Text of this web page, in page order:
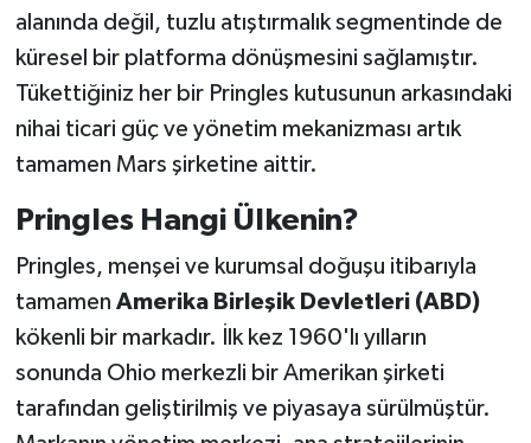
alanında değil, tuzlu atıştırmalık segmentinde de
küresel bir platforma dönüşmesini sağlamıştır.
Tükettiğiniz her bir Pringles kutusunun arkasındaki
nihai ticari güç ve yönetim mekanizması artık
tamamen Mars şirketine aittir.
Pringles Hangi Ülkenin?
Pringles, menşei ve kurumsal doğuşu itibarıyla
tamamen Amerika Birleşik Devletleri (ABD)
kökenli bir markadır. İlk kez 1960'lı yılların
sonunda Ohio merkezli bir Amerikan şirketi
tarafından geliştirilmiş ve piyasaya sürülmüştür.